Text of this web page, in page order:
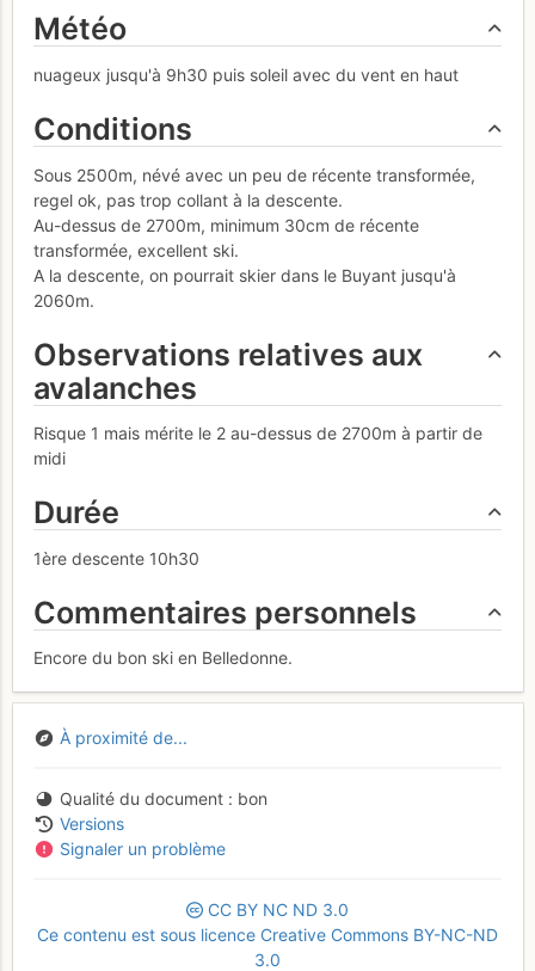
Météo
nuageux jusqu'à 9h30 puis soleil avec du vent en haut
Conditions
Sous 2500m, névé avec un peu de récente transformée,
regel ok, pas trop collant à la descente.
Au-dessus de 2700m, minimum 30cm de récente
transformée, excellent ski.
A la descente, on pourrait skier dans le Buyant jusqu'à
2060m.
Observations relatives aux
avalanches
Risque 1 mais mérite le 2 au-dessus de 2700m à partir de
midi
Durée
1ère descente 10h30
Commentaires personnels
Encore du bon ski en Belledonne.
À proximité de...
Qualité du document
bon
Versions
Signaler un problème
CC BY NC ND 3.0
Ce contenu est sous licence Creative Commons BY-NC-ND
3.0